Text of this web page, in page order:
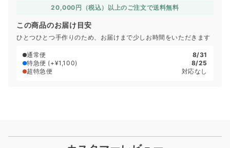
20,000円（税込）以上のご注文で送料無料
この商品のお届け目安
ひとつひとつ手作りのため、お届けまで少しお時間をいただきます
通常便
8/31
特急便 (+¥1,100)
8/25
超特急便
対応なし